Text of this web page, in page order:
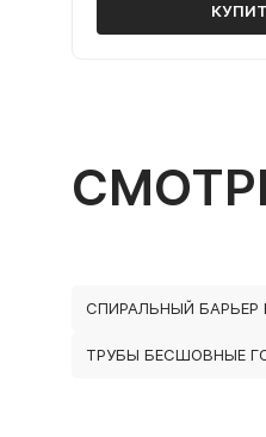
СПИРАЛЬНЫЙ
ТРУБЫ БЕСШОВНЫЕ